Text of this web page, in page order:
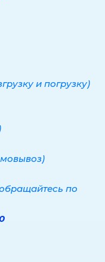
и погрузку)
по